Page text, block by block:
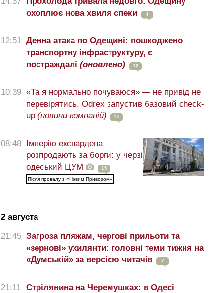
охоплює нова хвиля спеки
4
12:51 Денна атака по Одещині: пошкоджено
транспортну інфраструктуру, є
постраждалі (оновлено) 12
10:39 «Та я нормально почуваюся» — не привід не
перевірятись. Odrex запустив базовий check-
up (новини компаній) 12
08:48
Імперію екснардепа
розпродають за борги: у черзі
одеський ЦУМ
15
Після провалу з «Новим Привозом»
2 августа
21:45 Загроза пляжам, чергові прильоти та
«зернові» ухилянти: головні теми тижня на
«Думській» за версією читачів
7
21:11 Стрілянина на Черемушках: в Одесі